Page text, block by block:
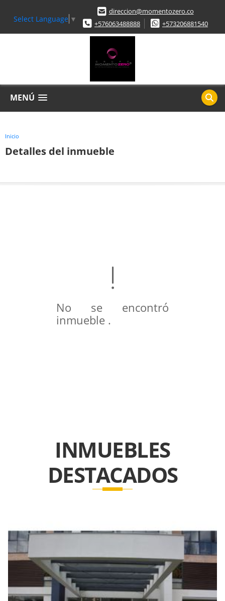
Select Language ▼
direccion@momentozero.co
+576063488888
+573206881540
MENÚ
Inicio
Detalles del inmueble
No se encontró
inmueble .
INMUEBLES
DESTACADOS